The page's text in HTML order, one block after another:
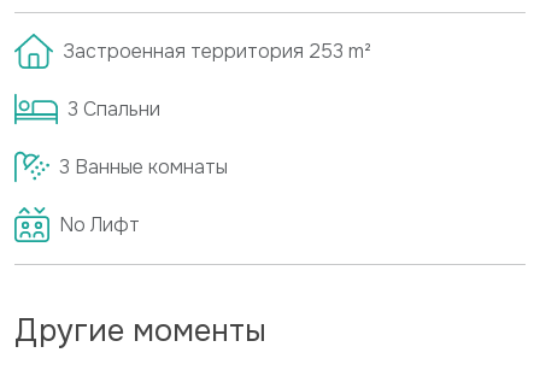
Застроенная территория 253 m²
3 Спальни
3 Ванные комнаты
No Лифт
Другие моменты